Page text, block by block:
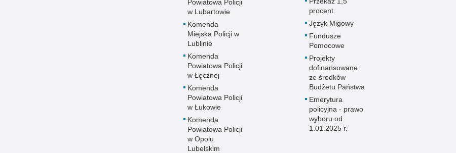
Powiatowa Policji
w Lubartowie
Komenda
Miejska Policji w
Lublinie
Komenda
Powiatowa Policji
w Łęcznej
Komenda
Powiatowa Policji
w Łukowie
Komenda
Powiatowa Policji
w Opolu
Lubelskim
procent
Język Migowy
Fundusze
Pomocowe
Projekty
dofinansowane
ze środków
Budżetu Państwa
Emerytura
policyjna - prawo
wyboru od
1.01.2025 r.